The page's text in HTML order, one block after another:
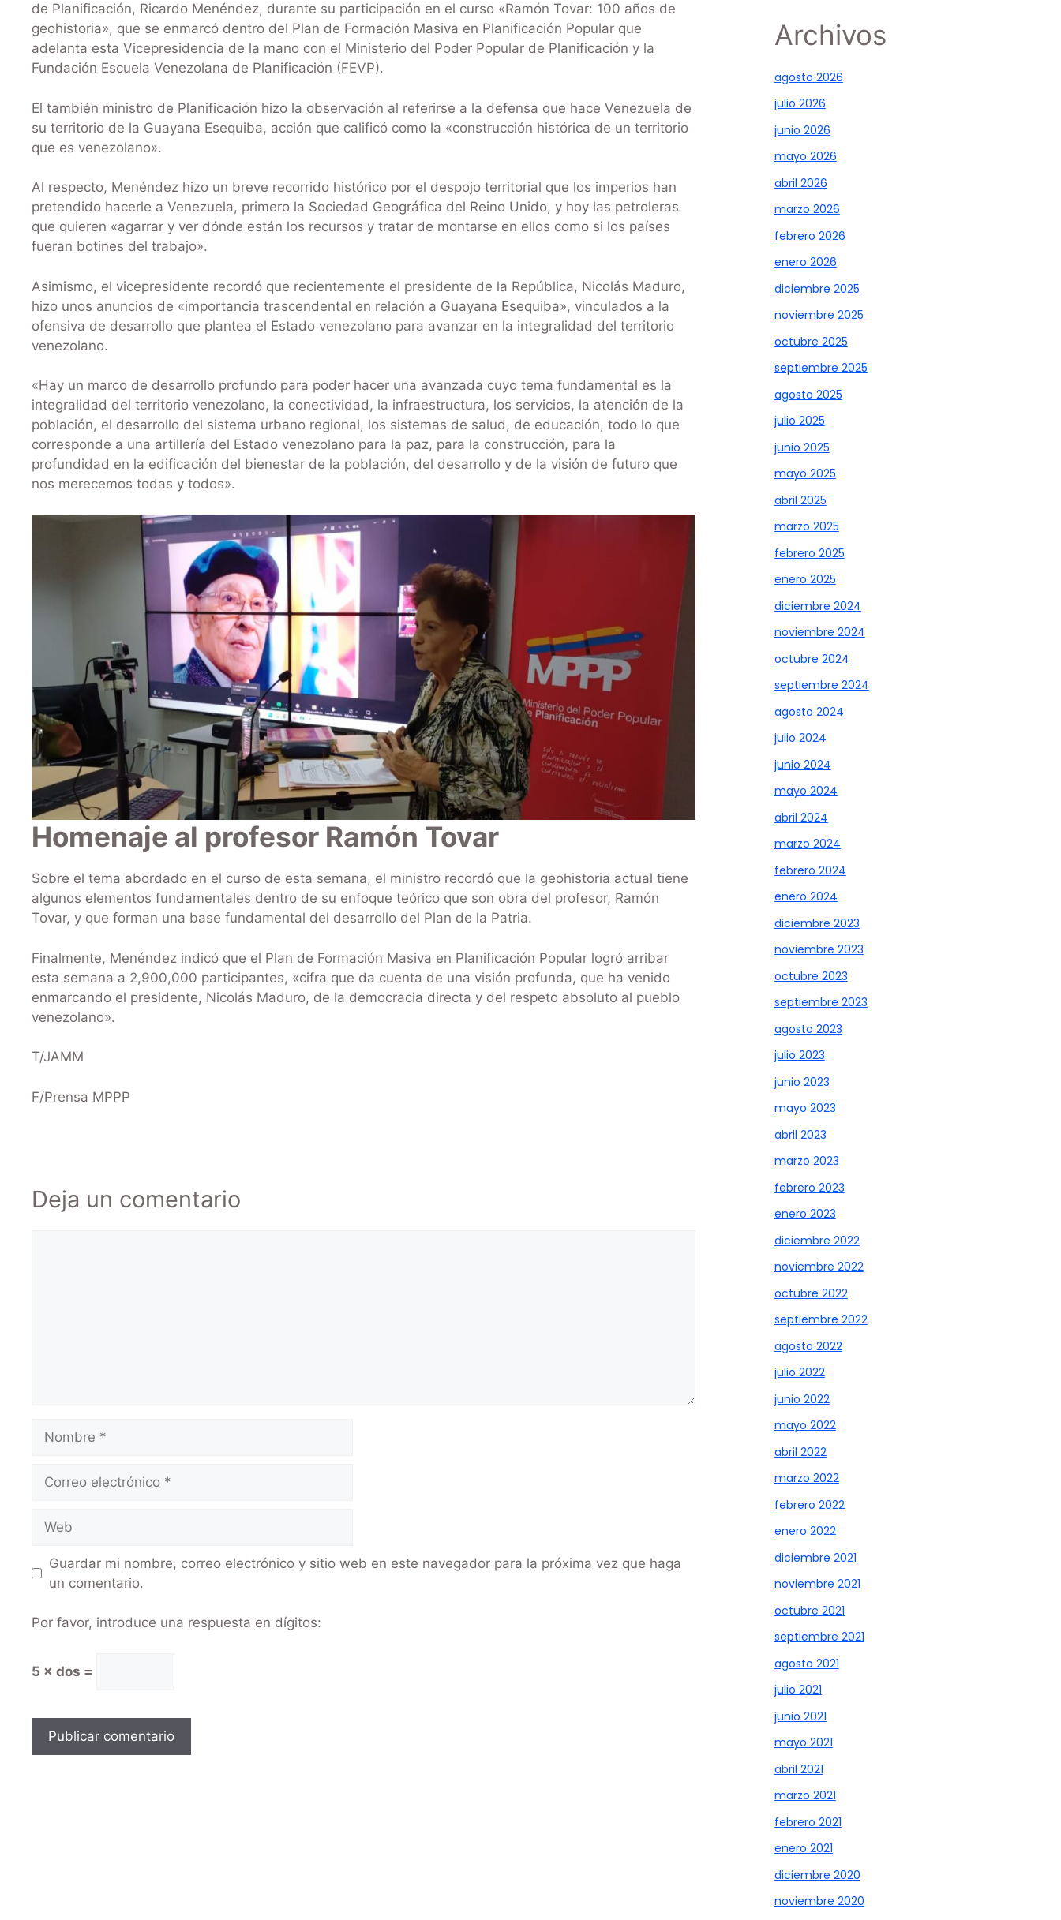
de Planificación, Ricardo Menéndez, durante su participación en el curso «Ramón Tovar: 100 años de
geohistoria», que se enmarcó dentro del Plan de Formación Masiva en Planificación Popular que
adelanta esta Vicepresidencia de la mano con el Ministerio del Poder Popular de Planificación y la
Fundación Escuela Venezolana de Planificación (FEVP).
El también ministro de Planificación hizo la observación al referirse a la defensa que hace Venezuela de
su territorio de la Guayana Esequiba, acción que calificó como la «construcción histórica de un territorio
que es venezolano».
Al respecto, Menéndez hizo un breve recorrido histórico por el despojo territorial que los imperios han
pretendido hacerle a Venezuela, primero la Sociedad Geográfica del Reino Unido, y hoy las petroleras
que quieren «agarrar y ver dónde están los recursos y tratar de montarse en ellos como si los países
fueran botines del trabajo».
Asimismo, el vicepresidente recordó que recientemente el presidente de la República, Nicolás Maduro,
hizo unos anuncios de «importancia trascendental en relación a Guayana Esequiba», vinculados a la
ofensiva de desarrollo que plantea el Estado venezolano para avanzar en la integralidad del territorio
venezolano.
«Hay un marco de desarrollo profundo para poder hacer una avanzada cuyo tema fundamental es la
integralidad del territorio venezolano, la conectividad, la infraestructura, los servicios, la atención de la
población, el desarrollo del sistema urbano regional, los sistemas de salud, de educación, todo lo que
corresponde a una artillería del Estado venezolano para la paz, para la construcción, para la
profundidad en la edificación del bienestar de la población, del desarrollo y de la visión de futuro que
nos merecemos todas y todos».
Homenaje al profesor Ramón Tovar
Sobre el tema abordado en el curso de esta semana, el ministro recordó que la geohistoria actual tiene
algunos elementos fundamentales dentro de su enfoque teórico que son obra del profesor, Ramón
Tovar, y que forman una base fundamental del desarrollo del Plan de la Patria.
Finalmente, Menéndez indicó que el Plan de Formación Masiva en Planificación Popular logró arribar
esta semana a 2,900,000 participantes, «cifra que da cuenta de una visión profunda, que ha venido
enmarcando el presidente, Nicolás Maduro, de la democracia directa y del respeto absoluto al pueblo
venezolano».
T/JAMM
F/Prensa MPPP
Deja un comentario
Guardar mi nombre, correo electrónico y sitio web en este navegador para la próxima vez que haga
un comentario.
Por favor, introduce una respuesta en dígitos:
5 × dos =
Archivos
agosto 2026
julio 2026
junio 2026
mayo 2026
abril 2026
marzo 2026
febrero 2026
enero 2026
diciembre 2025
noviembre 2025
octubre 2025
septiembre 2025
agosto 2025
julio 2025
junio 2025
mayo 2025
abril 2025
marzo 2025
febrero 2025
enero 2025
diciembre 2024
noviembre 2024
octubre 2024
septiembre 2024
agosto 2024
julio 2024
junio 2024
mayo 2024
abril 2024
marzo 2024
febrero 2024
enero 2024
diciembre 2023
noviembre 2023
octubre 2023
septiembre 2023
agosto 2023
julio 2023
junio 2023
mayo 2023
abril 2023
marzo 2023
febrero 2023
enero 2023
diciembre 2022
noviembre 2022
octubre 2022
septiembre 2022
agosto 2022
julio 2022
junio 2022
mayo 2022
abril 2022
marzo 2022
febrero 2022
enero 2022
diciembre 2021
noviembre 2021
octubre 2021
septiembre 2021
agosto 2021
julio 2021
junio 2021
mayo 2021
abril 2021
marzo 2021
febrero 2021
enero 2021
diciembre 2020
noviembre 2020